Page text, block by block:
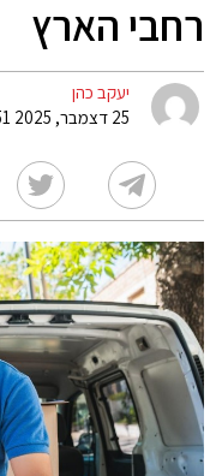
רחבי הארץ
יעקב כהן
25 דצמבר, 2025 10:51